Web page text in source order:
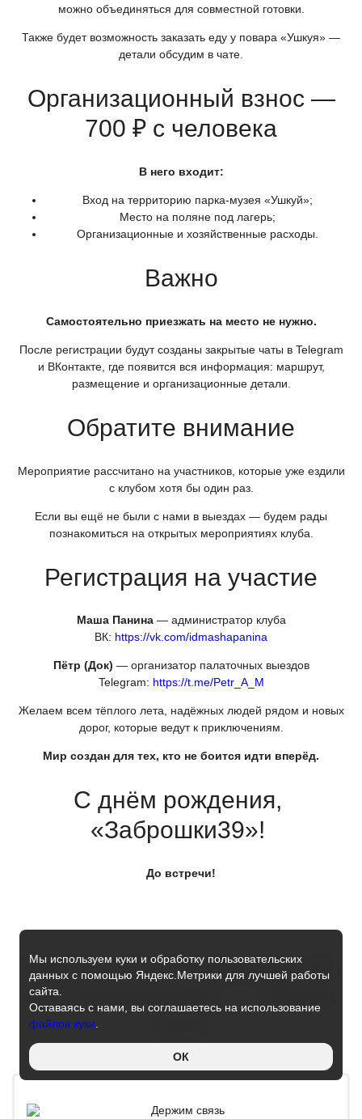
можно объединяться для совместной готовки.
Также будет возможность заказать еду у повара «Ушкуя» —
детали обсудим в чате.
Организационный взнос —
700 ₽ с человека
В него входит:
Вход на территорию парка-музея «Ушкуй»;
Место на поляне под лагерь;
Организационные и хозяйственные расходы.
Важно
Самостоятельно приезжать на место не нужно.
После регистрации будут созданы закрытые чаты в Telegram
и ВКонтакте, где появится вся информация: маршрут,
размещение и организационные детали.
Обратите внимание
Мероприятие рассчитано на участников, которые уже ездили
с клубом хотя бы один раз.
Если вы ещё не были с нами в выездах — будем рады
познакомиться на открытых мероприятиях клуба.
Регистрация на участие
Маша Панина— администратор клуба
ВК: https://vk.com/idmashapanina
Пётр (Док) — организатор палаточных выездов
Telegram: https://t.me/Petr_A_M
Желаем всем тёплого лета, надёжных людей рядом и новых
дорог, которые ведут к приключениям.
Мир создан для тех, кто не боится идти вперёд.
С днём рождения,
«Заброшки39»!
До встречи!
"Ничто так не развивает ум,
как путешествие" — Эмиль
Мы используем куки и обработку пользовательских
данных с помощью Яндекс.Метрики для лучшей работы
сайта.
Оставаясь с нами, вы соглашаетесь на использование
файлов куки
ОК